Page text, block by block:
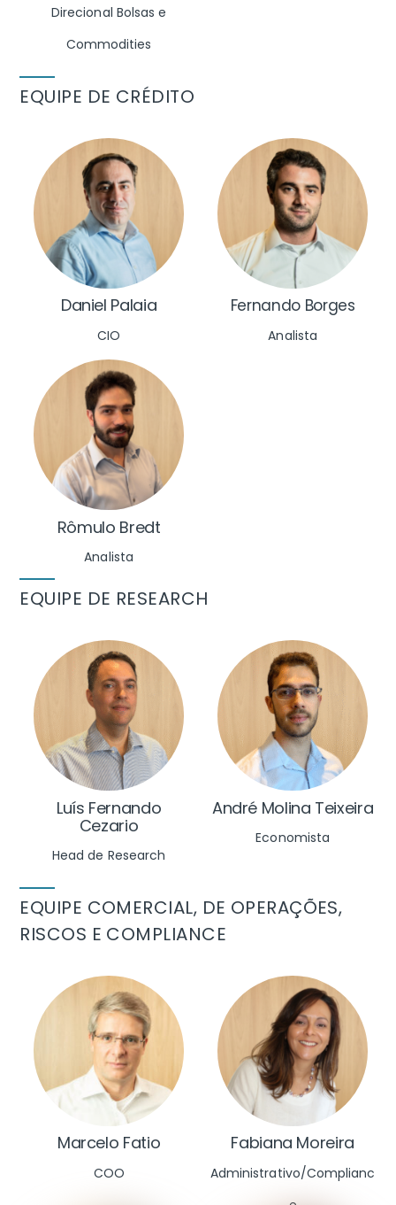
Direcional Bolsas e
Commodities
EQUIPE DE CRÉDITO
Daniel Palaia
CIO
Fernando Borges
Analista
Rômulo Bredt
Analista
EQUIPE DE RESEARCH
Luís Fernando
Cezario
Head de Research
André Molina Teixeira
Economista
EQUIPE COMERCIAL, DE OPERAÇÕES,
RISCOS E COMPLIANCE
Marcelo Fatio
COO
Fabiana Moreira
Administrativo/Complianc